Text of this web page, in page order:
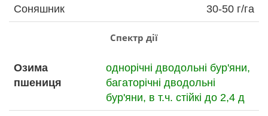
Соняшник 30-50 г/га
Спектр дії
Озима
пшениця
однорічні дводольні бур'яни,
багаторічні дводольні
бур'яни, в т.ч. стійкі до 2,4 д